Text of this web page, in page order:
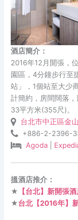
酒店簡介：
2016年12月開張，
園區，4分鐘步行至
站」，1個站至大少
計簡約，房間闊落
33平方米(355尺)。
台北市中正區金
+886-2-2396-
Agoda
搵酒店推介：
★ 【台北】新開張
★台北【2016年】